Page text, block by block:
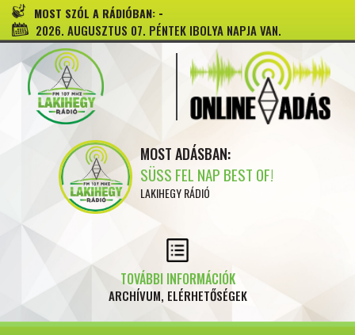
MOST SZÓL A RÁDIÓBAN: -
2026. AUGUSZTUS 07. PÉNTEK IBOLYA NAPJA VAN.
MOST ADÁSBAN:
SÜSS FEL NAP BEST OF!
LAKIHEGY RÁDIÓ
TOVÁBBI INFORMÁCIÓK
ARCHÍVUM, ELÉRHETŐSÉGEK